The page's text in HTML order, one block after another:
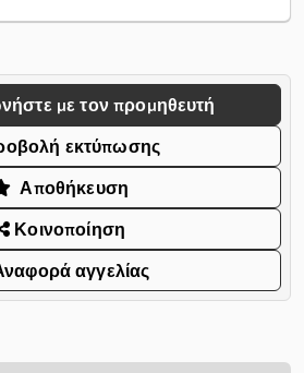
με τον προμηθευτή
εκτύπωσης
Αποθήκευση
Κοινοποίηση
αγγελίας